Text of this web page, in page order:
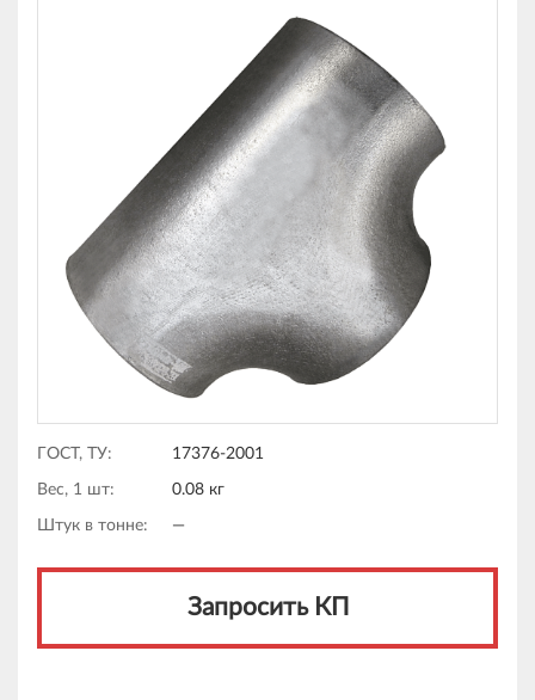
ГОСТ, ТУ: 17376-2001
Вес, 1 шт: 0.08 кг
Штук в тонне: —
Запросить КП